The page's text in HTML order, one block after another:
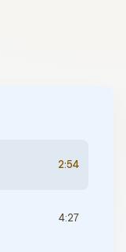
2:54
4:27